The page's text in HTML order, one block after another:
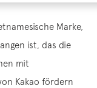
Marke,
ist, das die
mit
Kakao fördern